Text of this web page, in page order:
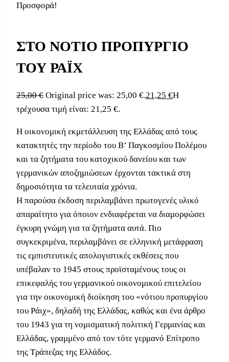
Προσφορά!
ΣΤΟ ΝΟΤΙΟ ΠΡΟΠΥΡΓΙΟ
ΤΟΥ ΡΑΪΧ
25,00€ Original price was: 25,00 €.21,25 €Η
τρέχουσα τιμή είναι: 21,25 €.
Η οικονομική εκμετάλλευση της Ελλάδας από τους
κατακτητές την περίοδο του Β’ Παγκοσμίου Πολέμου
και τα ζητήματα του κατοχικού δανείου και των
γερμανικών αποζημιώσεων έρχονται τακτικά στη
δημοσιότητα τα τελευταία χρόνια.
Η παρούσα έκδοση περιλαμβάνει πρωτογενές υλικό
απαραίτητο για όποιον ενδιαφέρεται να διαμορφώσει
έγκυρη γνώμη για τα ζητήματα αυτά. Πιο
συγκεκριμένα, περιλαμβάνει σε ελληνική μετάφραση
τις εμπιστευτικές απολογιστικές εκθέσεις που
υπέβαλαν το 1945 στους προϊσταμένους τους οι
επικεφαλής του γερμανικού οικονομικού επιτελείου
για την οικονομική διοίκηση του «νότιου προπυργίου
του Ράιχ», δηλαδή της Ελλάδας, καθώς και ένα άρθρο
του 1943 για τη νομισματική πολιτική Γερμανίας και
Ελλάδας, γραμμένο από τον τότε γερμανό Επίτροπο
της Τράπεζας της Ελλάδος.